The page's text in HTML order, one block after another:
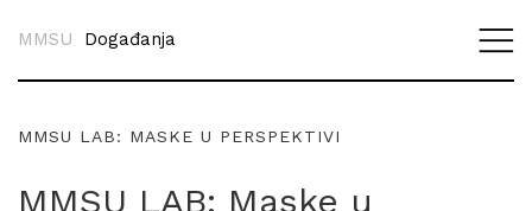
MMSU Događanja
MMSU LAB: MASKE U PERSPEKTIVI
MMSU LAB: Maske u